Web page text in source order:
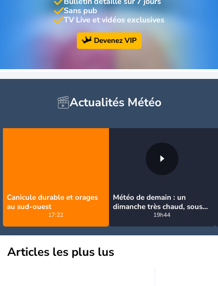
Sans pub
TV Live et vidéos exclusives
Devenez VIP
Actualités Météo
Canicule durable et orages
au sud-ouest
17:22
Météo de demain : un
dimanche très chaud, sous
la menace de quelques
orages
19h44
Articles les plus lus